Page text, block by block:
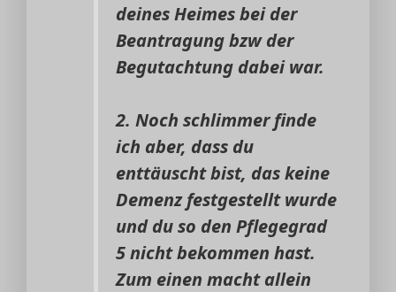
deines Heimes bei der
Beantragung bzw der
Begutachtung dabei war.
2. Noch schlimmer finde
ich aber, dass du
enttäuscht bist, das keine
Demenz festgestellt wurde
und du so den Pflegegrad
5 nicht bekommen hast.
Zum einen macht allein